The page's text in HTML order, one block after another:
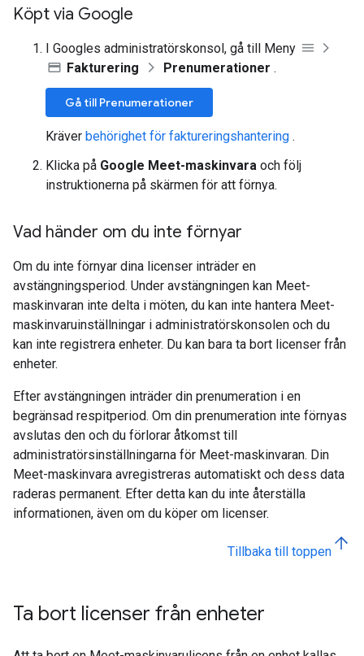
Köpt via Google
I Googles administratörskonsol, gå till Meny
Fakturering
Prenumerationer .
Gå till Prenumerationer
Kräver behörighet för faktureringshantering .
Klicka på Google Meet-maskinvara och följ
instruktionerna på skärmen för att förnya.
Vad händer om du inte förnyar
Om du inte förnyar dina licenser inträder en
avstängningsperiod. Under avstängningen kan Meet-
maskinvaran inte delta i möten, du kan inte hantera Meet-
maskinvaruinställningar i administratörskonsolen och du
kan inte registrera enheter. Du kan bara ta bort licenser från
enheter.
Efter avstängningen inträder din prenumeration i en
begränsad respitperiod. Om din prenumeration inte förnyas
avslutas den och du förlorar åtkomst till
administratörsinställningarna för Meet-maskinvaran. Din
Meet-maskinvara avregistreras automatiskt och dess data
raderas permanent. Efter detta kan du inte återställa
informationen, även om du köper om licenser.
Tillbaka till toppen
Ta bort licenser från enheter